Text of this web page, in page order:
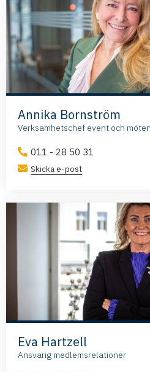
Annika Bornström
Verksamhetschef event och möten
011 - 28 50 31
Skicka e-post
Eva Hartzell
Ansvarig medlemsrelationer